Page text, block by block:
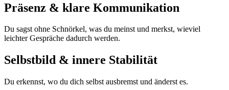
Präsenz & klare Kommunikation
Du sagst ohne Schnörkel, was du meinst und merkst, wieviel
leichter Gespräche dadurch werden.
Selbstbild & innere Stabilität
Du erkennst, wo du dich selbst ausbremst und änderst es.